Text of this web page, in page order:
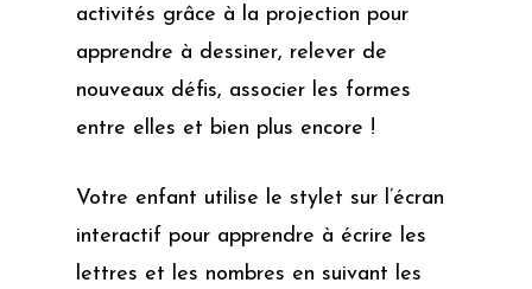
activités grâce à la projection pour
apprendre à dessiner, relever de
nouveaux défis, associer les formes
entre elles et bien plus encore !
Votre enfant utilise le stylet sur l’écran
interactif pour apprendre à écrire les
lettres et les nombres en suivant les